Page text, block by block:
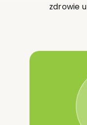
zdrowie